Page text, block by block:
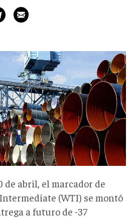
de abril, el marcador de
(WTI) se montó
a futuro de -37